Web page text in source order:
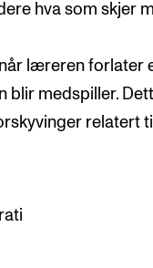
hva som skjer
læreren forlater
medspiller.
relatert